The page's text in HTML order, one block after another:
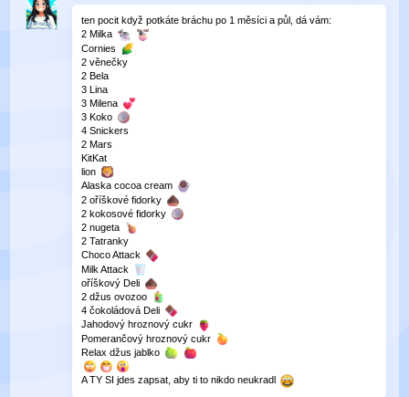
ten pocit když potkáte bráchu po 1 měsíci a půl, dá vám:
2 Milka
Cornies
2 věnečky
2 Bela
3 Lina
3 Milena
3 Koko
4 Snickers
2 Mars
KitKat
lion
Alaska cocoa cream
2 oříškové fidorky
2 kokosové fidorky
2 nugeta
2 Tatranky
Choco Attack
Milk Attack
oříškový Deli
2 džus ovozoo
4 čokoládová Deli
Jahodový hroznový cukr
Pomerančový hroznový cukr
Relax džus jablko
A TY SI jdes zapsat, aby ti to nikdo neukradl